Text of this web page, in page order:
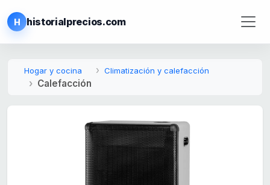
H historialprecios.com
Hogar y cocina Climatización y calefacción
Calefacción